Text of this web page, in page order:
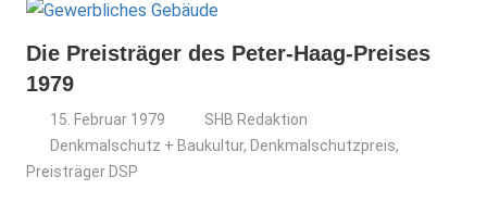
Die Preisträger des Peter-Haag-Preises
1979
15. Februar 1979
SHB Redaktion
Denkmalschutz + Baukultur, Denkmalschutzpreis,
Preisträger DSP